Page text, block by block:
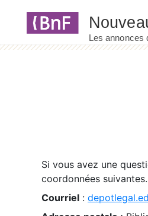
Si vous avez une
coordonnées suivantes.
Courriel :